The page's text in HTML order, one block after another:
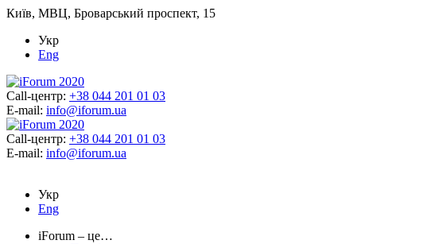
Київ, МВЦ, Броварський проспект, 15
Укр
Eng
Call-центр: +38 044 201 01 03
E-mail: info@iforum.ua
Call-центр: +38 044 201 01 03
E-mail: info@iforum.ua
Укр
Eng
iForum – це…